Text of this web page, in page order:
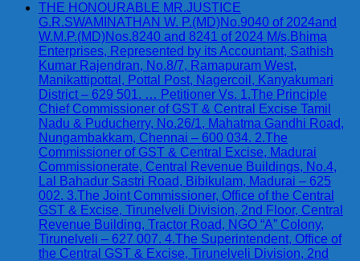
THE HONOURABLE MR.JUSTICE
G.R.SWAMINATHAN W. P.(MD)No.9040 of 2024and
W.M.P.(MD)Nos.8240 and 8241 of 2024 M/s.Bhima
Enterprises, Represented by its Accountant, Sathish
Kumar Rajendran, No.8/7, Ramapuram West,
Manikattipottal, Pottal Post, Nagercoil, Kanyakumari
District – 629 501. … Petitioner Vs. 1.The Principle
Chief Commissioner of GST & Central Excise Tamil
Nadu & Puducherry, No.26/1, Mahatma Gandhi Road,
Nungambakkam, Chennai – 600 034. 2.The
Commissioner of GST & Central Excise, Madurai
Commissionerate, Central Revenue Buildings, No.4,
Lal Bahadur Sastri Road, Bibikulam, Madurai – 625
002. 3.The Joint Commissioner, Office of the Central
GST & Excise, Tirunelveli Division, 2nd Floor, Central
Revenue Building, Tractor Road, NGO “A” Colony,
Tirunelveli – 627 007. 4.The Superintendent, Office of
the Central GST & Excise, Tirunelveli Division, 2nd